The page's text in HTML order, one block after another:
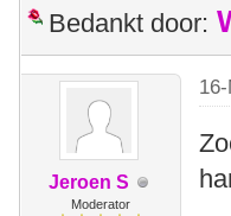
Bedankt door:
Jeroen S
Moderator